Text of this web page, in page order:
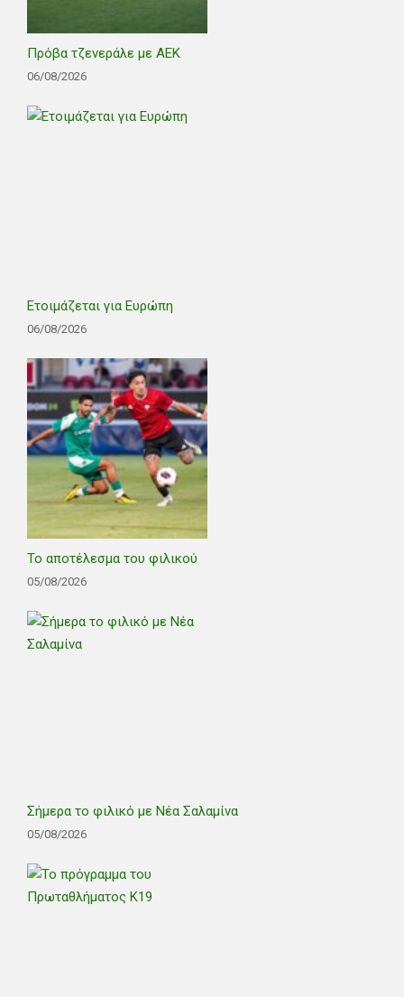
Πρόβα τζενεράλε με ΑΕΚ
06/08/2026
Ετοιμάζεται για Ευρώπη
06/08/2026
Το αποτέλεσμα του φιλικού
05/08/2026
Σήμερα το φιλικό με Νέα Σαλαμίνα
05/08/2026